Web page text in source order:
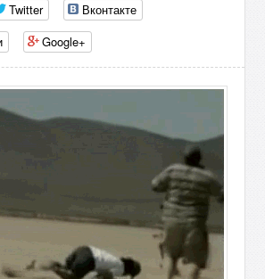
Twitter
Вконтакте
Google+